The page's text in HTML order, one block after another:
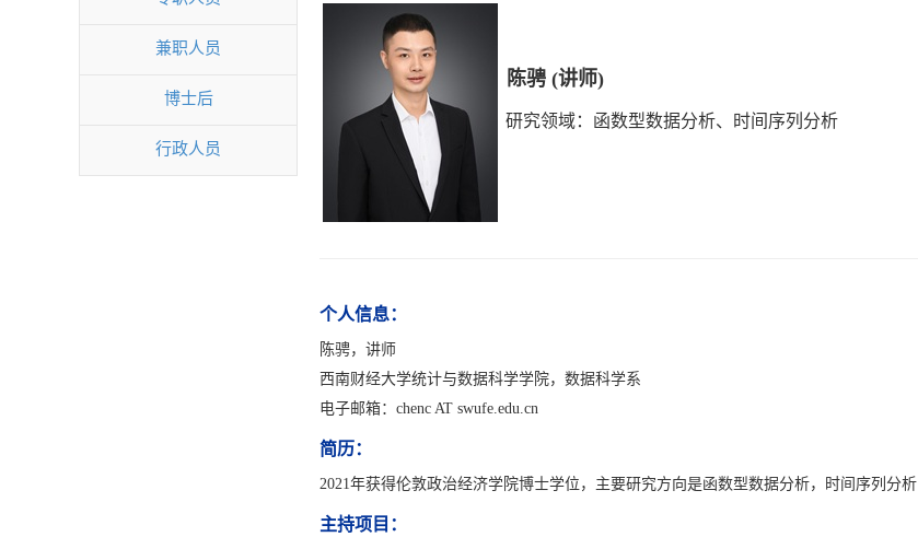
兼职人员
博士后
行政人员
陈骋 (讲师)
研究领域：函数型数据分析、时间序列分析
个人信息：
陈骋，讲师
西南财经大学统计与数据科学学院，数据科学系
电子邮箱：chenc AT swufe.edu.cn
简历：
2021年获得伦敦政治经济学院博士学位，主要研究方向是函数型数据分析，时间序列分析
主持项目：